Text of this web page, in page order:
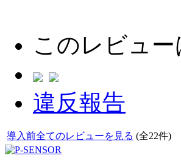
このレビュ
違反報告
導入前全てのレビューを見る (全22件)